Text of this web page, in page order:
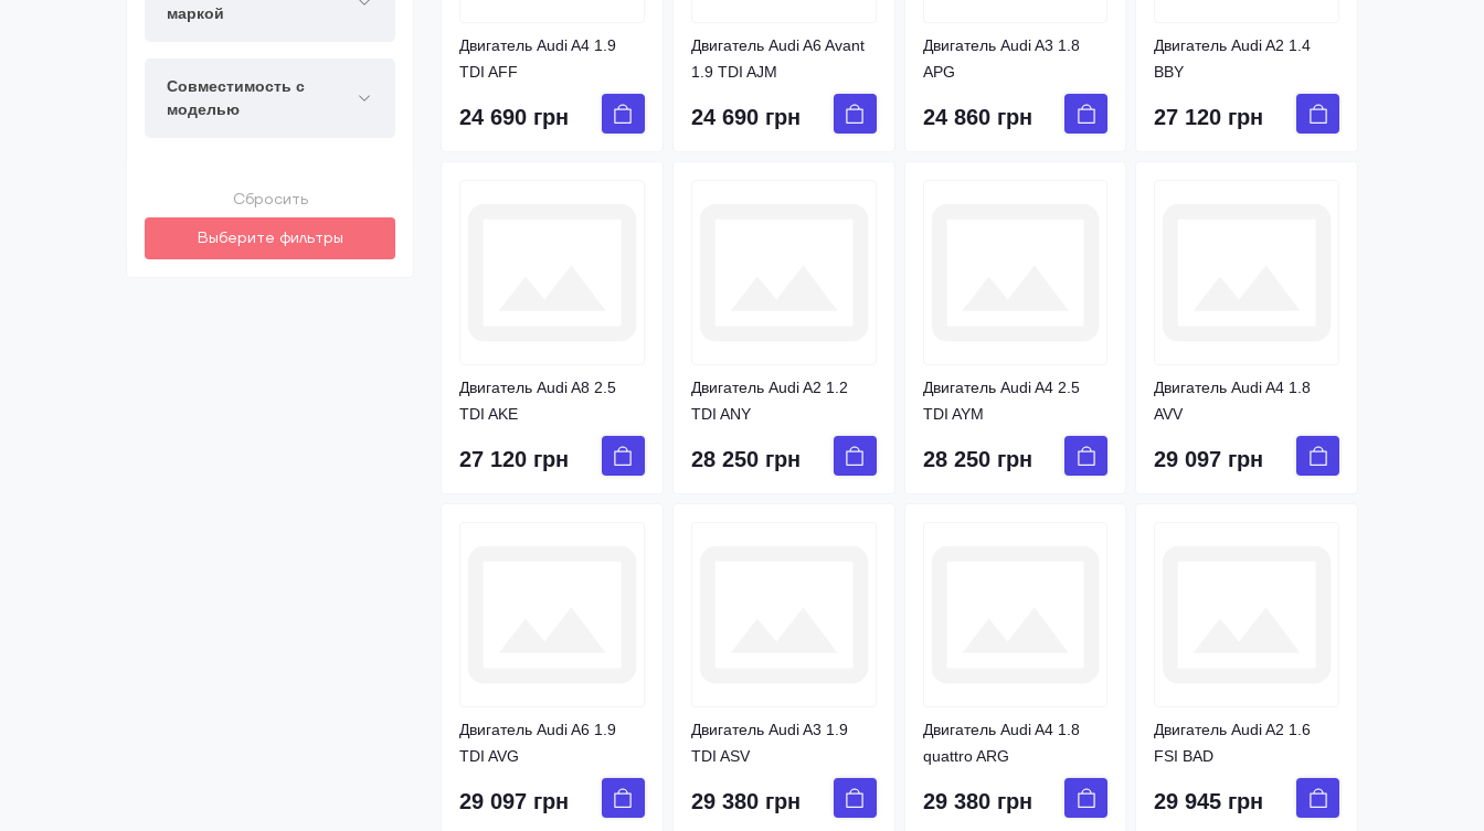
маркой
Совместимость с
моделью
Сбросить
Выберите фильтры
Двигатель Audi A4 1.9
TDI AFF
24 690 грн
Двигатель Audi A6 Avant
1.9 TDI AJM
24 690 грн
Двигатель Audi A3 1.8
APG
24 860 грн
Двигатель Audi A2 1.4
BBY
27 120 грн
Двигатель Audi A8 2.5
TDI AKE
27 120 грн
Двигатель Audi A2 1.2
TDI ANY
28 250 грн
Двигатель Audi A4 2.5
TDI AYM
28 250 грн
Двигатель Audi A4 1.8
AVV
29 097 грн
Двигатель Audi A6 1.9
TDI AVG
29 097 грн
Двигатель Audi A3 1.9
TDI ASV
29 380 грн
Двигатель Audi A4 1.8
quattro ARG
29 380 грн
Двигатель Audi A2 1.6
FSI BAD
29 945 грн